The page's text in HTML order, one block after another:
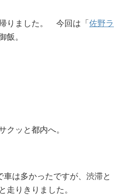
りました。 今回は「佐野ラ
飯。
クッと都内へ。
は多かったですが、渋滞と
走りきりました。